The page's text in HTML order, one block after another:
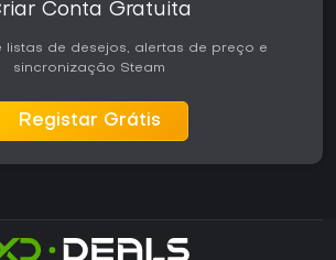
Conta Gratuita
listas de desejos, alertas de preço e
sincronização Steam
Registar Grátis